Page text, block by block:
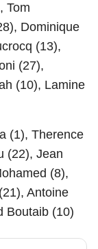
Tom
Dominique
(13),
(27),
(10), Lamine
(1), Therence
(22), Jean
(8),
Antoine
Boutaib (10)